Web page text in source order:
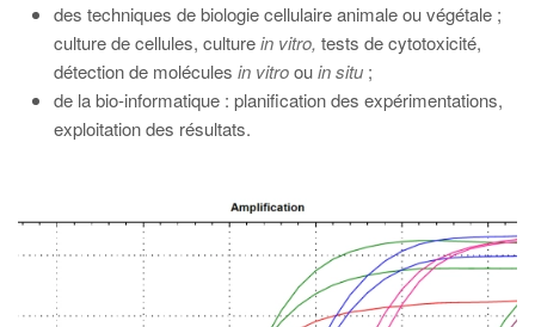
des techniques de biologie cellulaire animale ou végétale ;
culture de cellules, culturein vitro, tests de cytotoxicité,
détection de molécules in vitroouin situ ;
de la bio-informatique : planification des expérimentations,
exploitation des résultats.